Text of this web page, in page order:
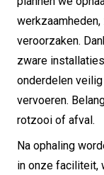
veroorzaken.
zware
onderdelen
vervoeren.
rotzooi of afval.
Na ophaling
in onze faciliteit,